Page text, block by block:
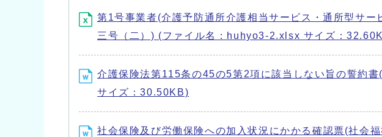
第1号事業者(介護予防通所介護相当サービス・通所型サ
三号（二）) (ファイル名：huhyo3-2.xlsx サイズ：
介護保険法第115条の45の5第2項に該当しない旨の誓約
サイズ：30.50KB)
社会保険及び労働保険への加入状況にかかる確認票(社会